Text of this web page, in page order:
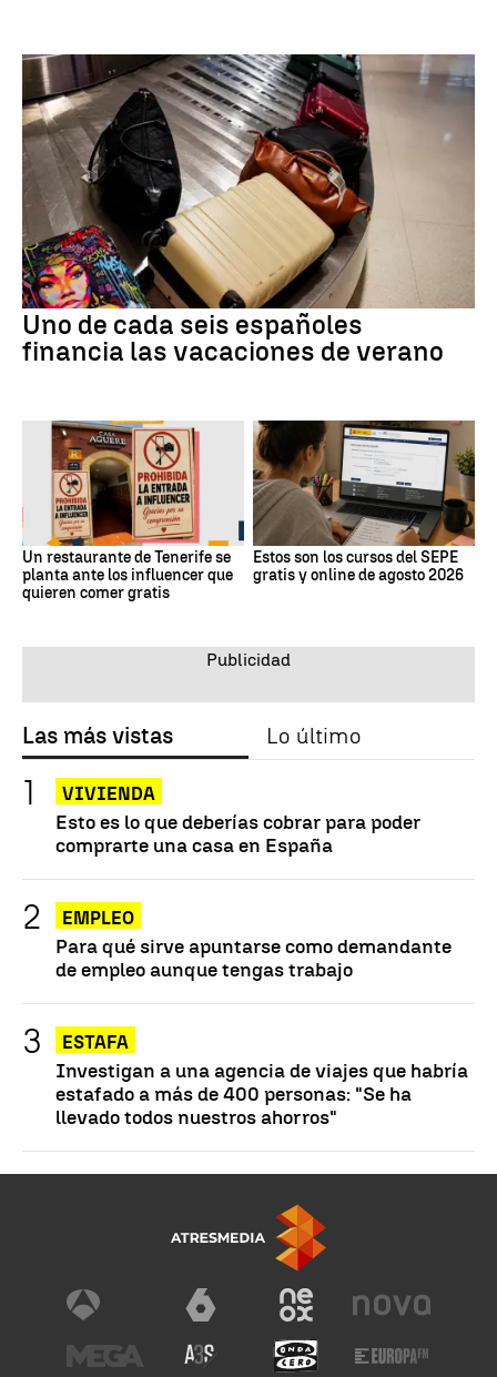
Uno de cada seis españoles
financia las vacaciones de verano
Un restaurante de Tenerife se
planta ante los influencer que
quieren comer gratis
Estos son los cursos del SEPE
gratis y online de agosto 2026
Las más vistas Lo último
VIVIENDA
Esto es lo que deberías cobrar para poder
comprarte una casa en España
EMPLEO
Para qué sirve apuntarse como demandante
de empleo aunque tengas trabajo
ESTAFA
Investigan a una agencia de viajes que habría
estafado a más de 400 personas: "Se ha
llevado todos nuestros ahorros"